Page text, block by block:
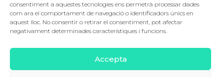
consentiment a aquestes tecnologies ens permetrà processar dades
com ara el comportament de navegació o identificadors únics en
aquest lloc. No consentir o retirar el consentiment, pot afectar
negativament determinades característiques i funcions.
Accepta
Escola Municipal de Música de Palma
Blanquers, 2 – 07001 Palma – Illes Balears
T:971 71 91 27|